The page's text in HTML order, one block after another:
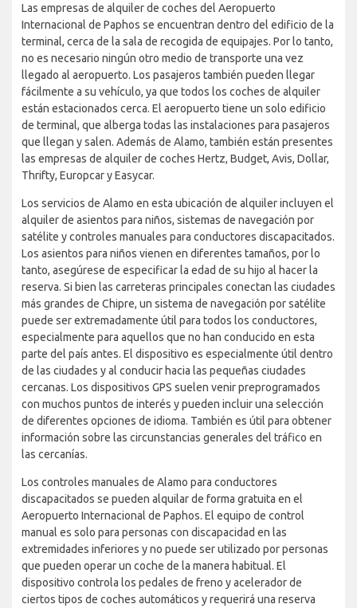
Las empresas de alquiler de coches del Aeropuerto
Internacional de Paphos se encuentran dentro del edificio de la
terminal, cerca de la sala de recogida de equipajes. Por lo tanto,
no es necesario ningún otro medio de transporte una vez
llegado al aeropuerto. Los pasajeros también pueden llegar
fácilmente a su vehículo, ya que todos los coches de alquiler
están estacionados cerca. El aeropuerto tiene un solo edificio
de terminal, que alberga todas las instalaciones para pasajeros
que llegan y salen. Además de Alamo, también están presentes
las empresas de alquiler de coches Hertz, Budget, Avis, Dollar,
Thrifty, Europcar y Easycar.
Los servicios de Alamo en esta ubicación de alquiler incluyen el
alquiler de asientos para niños, sistemas de navegación por
satélite y controles manuales para conductores discapacitados.
Los asientos para niños vienen en diferentes tamaños, por lo
tanto, asegúrese de especificar la edad de su hijo al hacer la
reserva. Si bien las carreteras principales conectan las ciudades
más grandes de Chipre, un sistema de navegación por satélite
puede ser extremadamente útil para todos los conductores,
especialmente para aquellos que no han conducido en esta
parte del país antes. El dispositivo es especialmente útil dentro
de las ciudades y al conducir hacia las pequeñas ciudades
cercanas. Los dispositivos GPS suelen venir preprogramados
con muchos puntos de interés y pueden incluir una selección
de diferentes opciones de idioma. También es útil para obtener
información sobre las circunstancias generales del tráfico en
las cercanías.
Los controles manuales de Alamo para conductores
discapacitados se pueden alquilar de forma gratuita en el
Aeropuerto Internacional de Paphos. El equipo de control
manual es solo para personas con discapacidad en las
extremidades inferiores y no puede ser utilizado por personas
que pueden operar un coche de la manera habitual. El
dispositivo controla los pedales de freno y acelerador de
ciertos tipos de coches automáticos y requerirá una reserva